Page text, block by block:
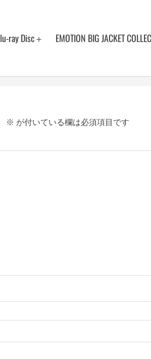
ray Disc＋
EMOTION BIG JACKET
※ が付いている欄は必須項目です